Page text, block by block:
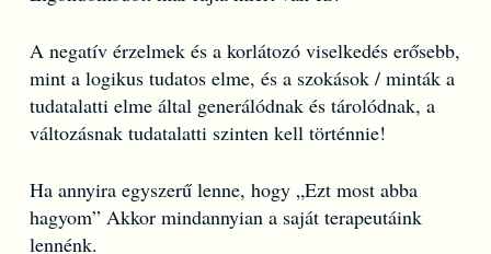
A negatív érzelmek és a korlátozó viselkedés erősebb,
mint a logikus tudatos elme, és a szokások / minták a
tudatalatti elme által generálódnak és tárolódnak, a
változásnak tudatalatti szinten kell történnie!
Ha annyira egyszerű lenne, hogy „Ezt most abba
hagyom” Akkor mindannyian a saját terapeutáink
lennénk.